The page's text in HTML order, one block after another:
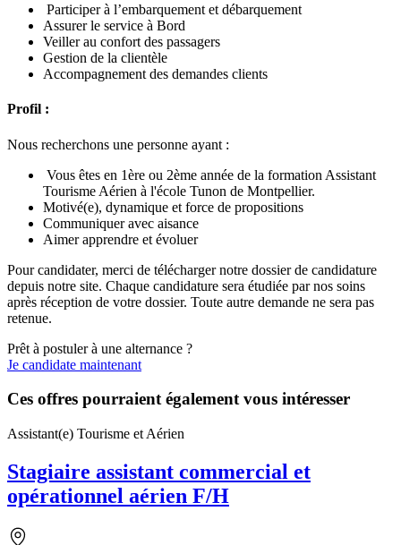
Participer à l’embarquement et débarquement
Assurer le service à Bord
Veiller au confort des passagers
Gestion de la clientèle
Accompagnement des demandes clients
Profil :
Nous recherchons une personne ayant :
Vous êtes en 1ère ou 2ème année de la formation Assistant
Tourisme Aérien à l'école Tunon de Montpellier.
Motivé(e), dynamique et force de propositions
Communiquer avec aisance
Aimer apprendre et évoluer
Pour candidater, merci de télécharger notre dossier de candidature
depuis notre site. Chaque candidature sera étudiée par nos soins
après réception de votre dossier. Toute autre demande ne sera pas
retenue.
Prêt à postuler à une alternance ?
Je candidate maintenant
Ces offres pourraient également vous intéresser
Assistant(e) Tourisme et Aérien
Stagiaire assistant commercial et
opérationnel aérien F/H